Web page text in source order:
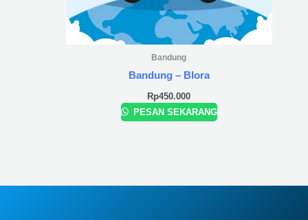
Bandung
Bandung – Blora
Rp450.000
PESAN SEKARANG